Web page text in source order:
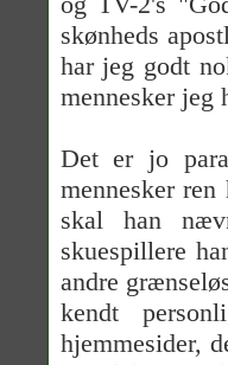
skønheds
har jeg godt
mennesker jeg
Det er jo
mennesker
skal han
skuespillere
andre
kendt
hjemmesider,